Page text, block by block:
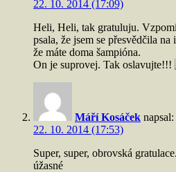
22. 10. 2014 (17:09)
Heli, Heli, tak gratuluju.
psala, že jsem se přesvědčila
že máte doma šampióna.
On je suprovej. Tak oslavujte!!!
Máří Kosáček napsal:
22. 10. 2014 (17:53)
Super, super, obrovská
úžasné